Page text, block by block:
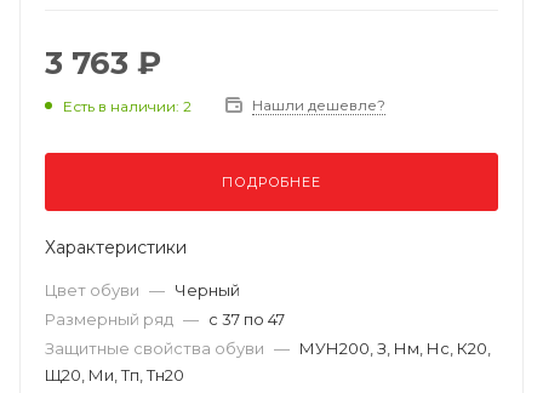
3 763 ₽
Есть в наличии: 2 Нашли дешевле?
ПОДРОБНЕЕ
Характеристики
Цвет обуви — Черный
Размерный ряд — с 37 по 47
Защитные свойства обуви — МУН200, З, Нм, Нс, К20,
Щ20, Ми, Тп, Тн20